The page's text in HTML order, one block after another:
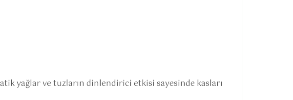
yağlar ve tuzların dinlendirici etkisi sayesinde kasları